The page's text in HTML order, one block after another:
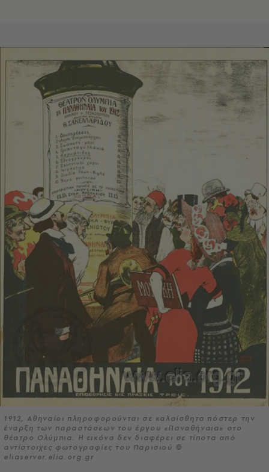
1912, Αθηναίοι πληροφορούνται σε καλαίσθητα πόστερ την
έναρξη των παραστάσεων του έργου «Παναθήναια» στο
θέατρο Ολύμπια. Η εικόνα δεν διαφέρει σε τίποτα από
αντίστοιχες φωτογραφίες του Παρισιού ©
eliaserver.elia.org.gr